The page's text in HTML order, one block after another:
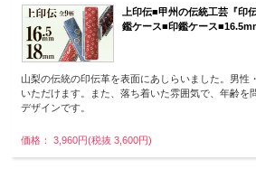
上印伝■甲州の伝統工芸『印
鑑ケース■印鑑ケース
山梨の伝統の印伝革を表面にあしらいました。男性
いただけます。また、落ち着いた雰囲気で、年齢を
デザインです。
価格： 3,960円(税抜 3,600円)